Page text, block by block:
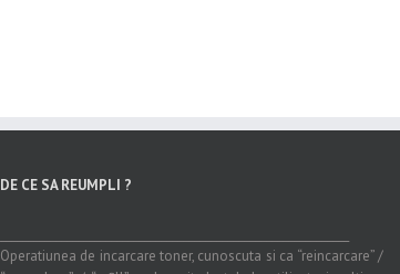
DE CE SA REUMPLI ?
Operatiunea de incarcare toner, cunoscuta si ca “reincarcare” /